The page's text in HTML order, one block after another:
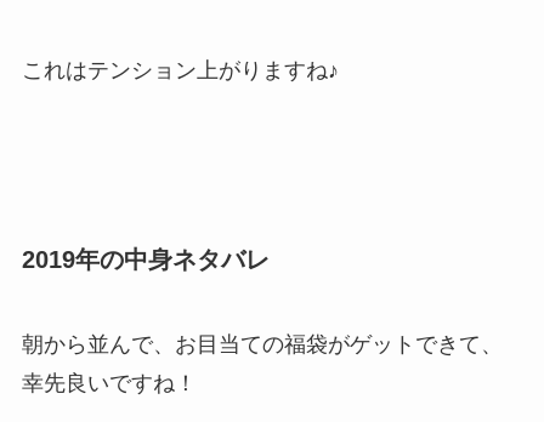
これはテンション上がりますね♪
2019年の中身ネタバレ
朝から並んで、お目当ての福袋がゲットできて、
幸先良いですね！